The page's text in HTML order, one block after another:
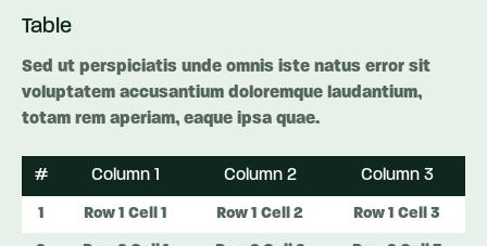
Table
Sed ut perspiciatis unde omnis iste natus error sit
voluptatem accusantium doloremque laudantium,
totam rem aperiam, eaque ipsa quae.
# Column 1 Column 2 Column 3
1 Row 1 Cell 1 Row 1 Cell 2 Row 1 Cell 3